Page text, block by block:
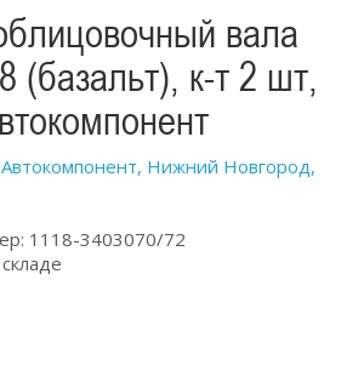
вала
(базальт), к-т 2 шт,
Автокомпонент, Нижний Новгород,
1118-3403070/72